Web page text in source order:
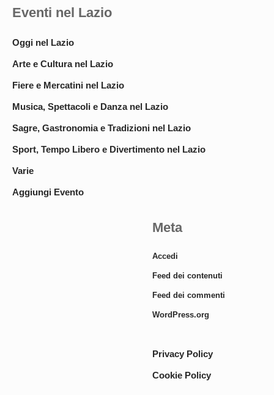
Eventi nel Lazio
Oggi nel Lazio
Arte e Cultura nel Lazio
Fiere e Mercatini nel Lazio
Musica, Spettacoli e Danza nel Lazio
Sagre, Gastronomia e Tradizioni nel Lazio
Sport, Tempo Libero e Divertimento nel Lazio
Varie
Aggiungi Evento
Meta
Accedi
Feed dei contenuti
Feed dei commenti
WordPress.org
Privacy Policy
Cookie Policy